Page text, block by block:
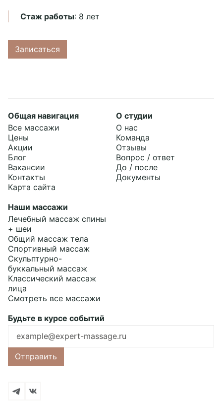
Стаж работы: 8 лет
Записаться
Подробнее
Общая навигация
Все массажи
Цены
Акции
Блог
Вакансии
Контакты
Карта сайта
О студии
О нас
Команда
Отзывы
Вопрос / ответ
До / после
Документы
Наши массажи
Лечебный массаж спины
+ шеи
Общий массаж тела
Спортивный массаж
Скульптурно-
буккальный массаж
Классический массаж
лица
Смотреть все массажи
Будьте в курсе событий
Ошибка заполнения
Отправить